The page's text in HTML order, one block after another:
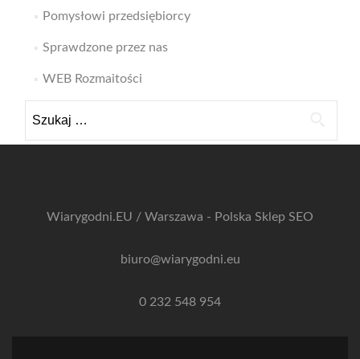
Pomysłowi przedsiębiorcy
Sprawdzone przez nas
WEB Rozmaitości
Wiarygodni.EU / Warszawa - Polska Sklep SEO
biuro@wiarygodni.eu
0 232 548 954